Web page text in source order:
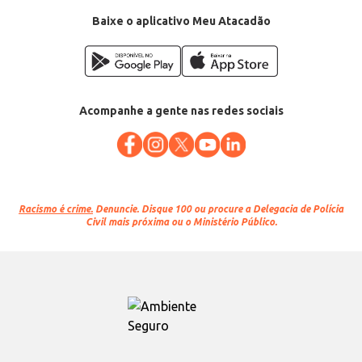
Baixe o aplicativo Meu Atacadão
Acompanhe a gente nas redes sociais
Racismo é crime. Denuncie. Disque 100 ou procure a Delegacia de Polícia
Civil mais próxima ou o Ministério Público.